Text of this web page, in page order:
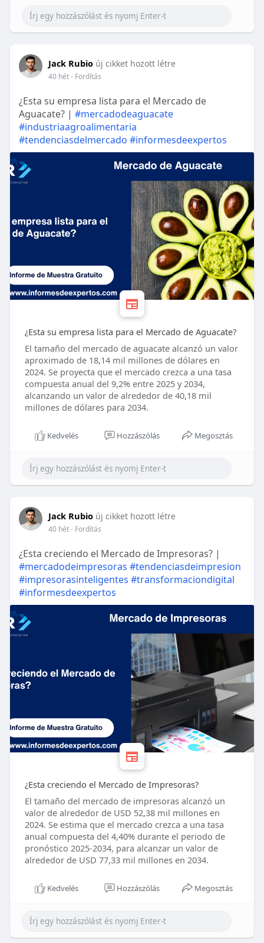
Jack Rubio új cikket hozott létre
40 hét- Fordítás
¿Esta su empresa lista para el Mercado de
Aguacate? | #mercadodeaguacate
#industriaagroalimentaria
#tendenciasdelmercado #informesdeexpertos
¿Esta su empresa lista para el Mercado de Aguacate?
El tamaño del mercado de aguacate alcanzó un valor
aproximado de 18,14 mil millones de dólares en
2024. Se proyecta que el mercado crezca a una tasa
compuesta anual del 9,2% entre 2025 y 2034,
alcanzando un valor de alrededor de 40,18 mil
millones de dólares para 2034.
Kedvelés Hozzászólás Megosztás
Jack Rubio új cikket hozott létre
40 hét- Fordítás
¿Esta creciendo el Mercado de Impresoras? |
#mercadodeimpresoras #tendenciasdeimpresion
#impresorasinteligentes #transformaciondigital
#informesdeexpertos
¿Esta creciendo el Mercado de Impresoras?
El tamaño del mercado de impresoras alcanzó un
valor de alrededor de USD 52,38 mil millones en
2024. Se estima que el mercado crezca a una tasa
anual compuesta del 4,40% durante el periodo de
pronóstico 2025-2034, para alcanzar un valor de
alrededor de USD 77,33 mil millones en 2034.
Kedvelés Hozzászólás Megosztás